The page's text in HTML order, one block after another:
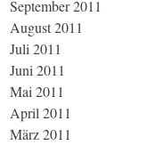
September 2011
August 2011
Juli 2011
Juni 2011
Mai 2011
April 2011
März 2011